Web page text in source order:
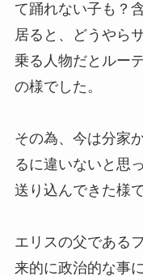
て踊れない子も？
居ると、どうやら
乗る人物だとルー
の様でした。
その為、今は分家
るに違いないと思
送り込んできた様で
エリスの父である
来的に政治的な事